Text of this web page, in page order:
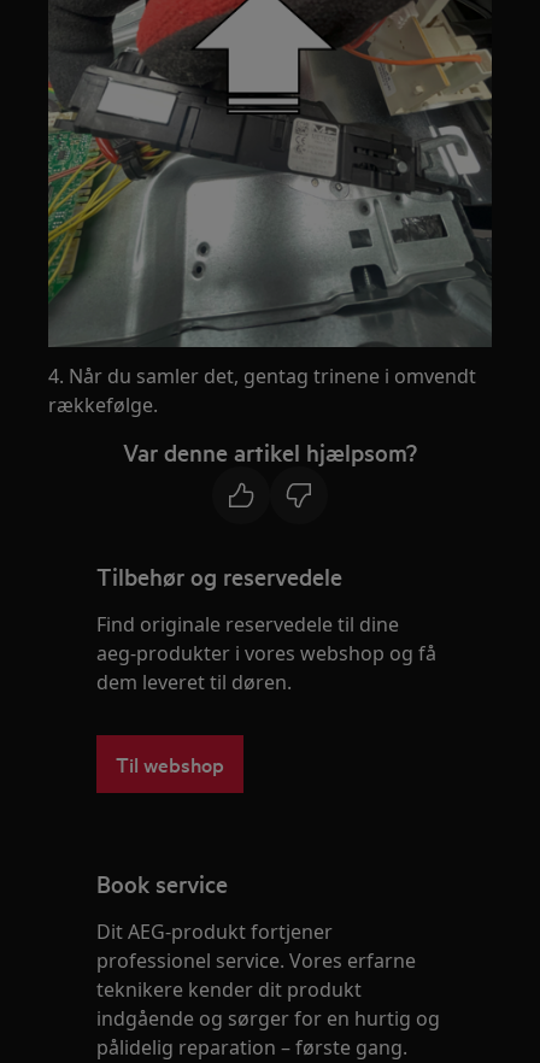
4. Når du samler det, gentag trinene i omvendt
rækkefølge.
Var denne artikel hjælpsom?
Tilbehør og reservedele
Find originale reservedele til dine
aeg-produkter i vores webshop og få
dem leveret til døren.
Til webshop
Book service
Dit AEG-produkt fortjener
professionel service. Vores erfarne
teknikere kender dit produkt
indgående og sørger for en hurtig og
pålidelig reparation – første gang.